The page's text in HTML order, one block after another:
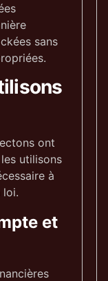
sans
ont
utilisons
à
loi.
et